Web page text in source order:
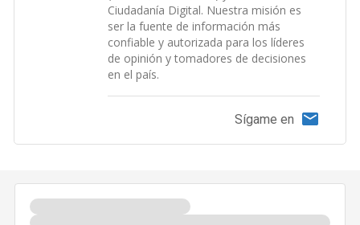
Ciudadanía Digital. Nuestra misión es
ser la fuente de información más
confiable y autorizada para los líderes
de opinión y tomadores de decisiones
en el país.
Sígame en